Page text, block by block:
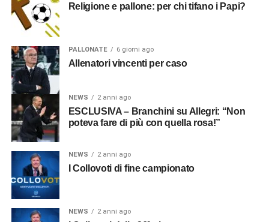
Religione e pallone: per chi tifano i Papi?
PALLONATE 6 giorni ago
Allenatori vincenti per caso
NEWS 2 anni ago
ESCLUSIVA – Branchini su Allegri: “Non
poteva fare di più con quella rosa!”
NEWS 2 anni ago
I Collovoti di fine campionato
NEWS 2 anni ago